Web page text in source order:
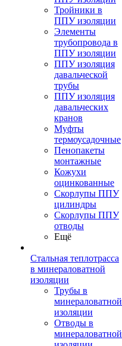
Тройники в
ППУ изоляции
Элементы
трубопровода в
ППУ изоляции
ППУ изоляция
давальческой
трубы
ППУ изоляция
давальческих
кранов
Муфты
термоусадочные
Пенопакеты
монтажные
Кожухи
оцинкованные
Скорлупы ППУ
цилиндры
Скорлупы ППУ
отводы
Ещё
Стальная теплотрасса
в минераловатной
изоляции
Трубы в
минераловатной
изоляции
Отводы в
минераловатной